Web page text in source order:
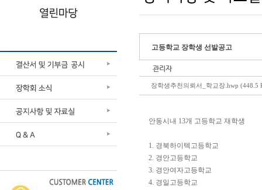
고등학교 장학생 선발공고
관리자
장학생추천의뢰서_학교장.hwp (448.5
안동시내 13개 고등학교 재학생
1. 경북하이텍고등학교
2. 경안고등학교
3. 경안여자고등학교
4. 경일고등학교